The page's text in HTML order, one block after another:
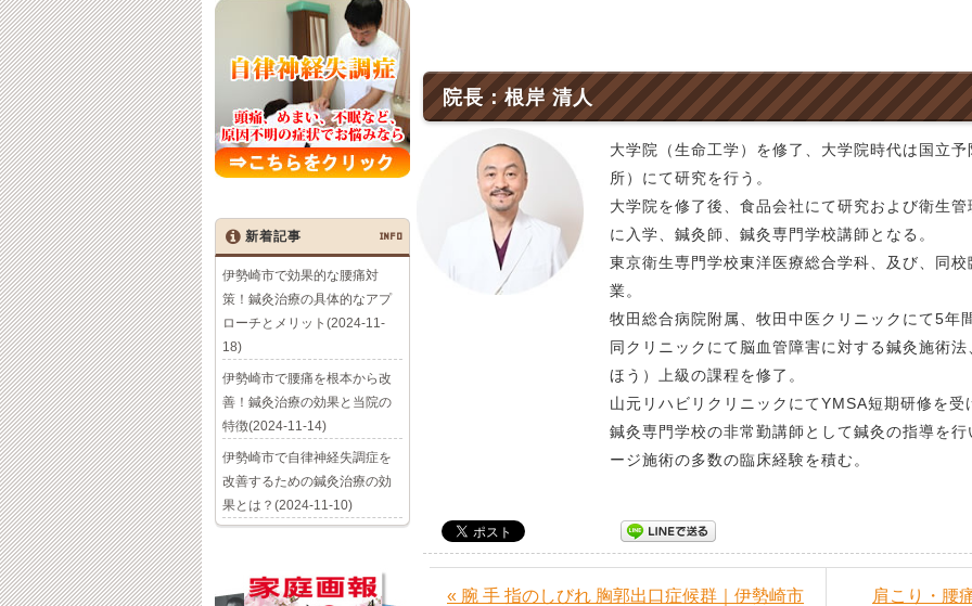
院長：根岸 清人
大学院（生命工学）を修了、大学院時代は国立
所）にて研究を行う。
大学院を修了後、食品会社にて研究および衛生
に入学、鍼灸師、鍼灸専門学校講師となる。
東京衛生専門学校東洋医療総合学科、及び、同
業。
牧田総合病院附属、牧田中医クリニックにて5年
同クリニックにて脳血管障害に対する鍼灸施術
ほう）上級の課程を修了。
山元リハビリクリニックにてYMSA短期研修を受
鍼灸専門学校の非常勤講師として鍼灸の指導を
ージ施術の多数の臨床経験を積む。
« 腕 手 指のしびれ 胸郭出口症候群｜伊勢崎市
肩こり・腰
新着記事 INFO
伊勢崎市で効果的な腰痛対
策！鍼灸治療の具体的なアプ
ローチとメリット(2024-11-
18)
伊勢崎市で腰痛を根本から改
善！鍼灸治療の効果と当院の
特徴(2024-11-14)
伊勢崎市で自律神経失調症を
改善するための鍼灸治療の効
果とは？(2024-11-10)